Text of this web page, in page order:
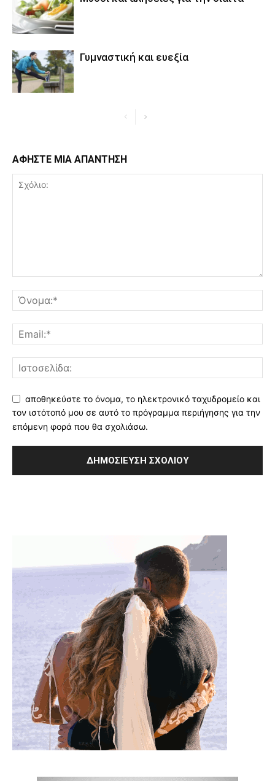
Γυμναστική και ευεξία
ΑΦΗΣΤΕ ΜΙΑ ΑΠΑΝΤΗΣΗ
αποθηκεύστε το όνομα, το ηλεκτρονικό ταχυδρομείο και
τον ιστότοπό μου σε αυτό το πρόγραμμα περιήγησης για την
επόμενη φορά που θα σχολιάσω.